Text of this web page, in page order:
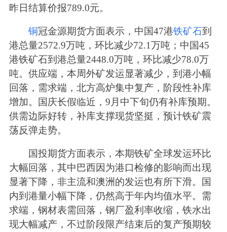
昨日结算价报789.0元。
铜冠金源期货方面表示，中国47港铁矿石到
港总量2572.9万吨，环比减少72.1万吨；中国45
港铁矿石到港总量2448.0万吨，环比减少78.0万
吨。供应端，本周外矿发运显著减少，到港小幅
回落，需求端，北方高炉集中复产，阶段性补库
增加。国庆长假临近，9月中下旬仍有补库预期。
供需边际好转，补库支撑现货坚挺，预计铁矿震
荡反弹走势。
国投期货方面表示，本期铁矿全球发运环比
大幅回落，其中巴西因为港口检修的影响而出现
显著下降，非主流和澳洲的发运也有所下滑。国
内到港量小幅下降，仍然高于年内均值水平。需
求端，钢材表需回落，钢厂盈利率收缩，铁水出
现大幅减产，不过阶段限产结束后的复产预期较